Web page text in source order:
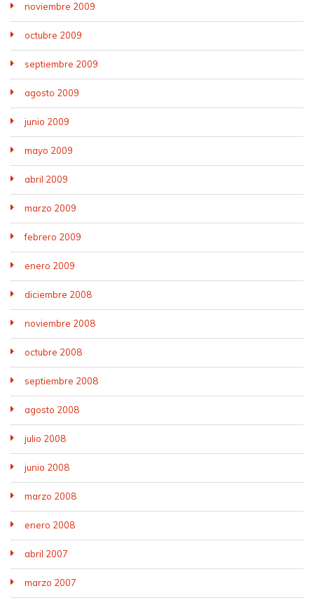
noviembre 2009
octubre 2009
septiembre 2009
agosto 2009
junio 2009
mayo 2009
abril 2009
marzo 2009
febrero 2009
enero 2009
diciembre 2008
noviembre 2008
octubre 2008
septiembre 2008
agosto 2008
julio 2008
junio 2008
marzo 2008
enero 2008
abril 2007
marzo 2007